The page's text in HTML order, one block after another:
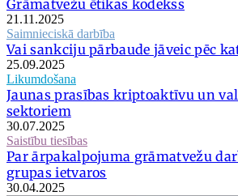
Grāmatvežu ētikas kodekss
21.11.2025
Saimnieciskā darbība
Vai sankciju pārbaude jāveic pēc
25.09.2025
Likumdošana
Jaunas prasības kriptoaktīvu un
sektoriem
30.07.2025
Saistību tiesības
Par ārpakalpojuma grāmatvežu
grupas ietvaros
30.04.2025